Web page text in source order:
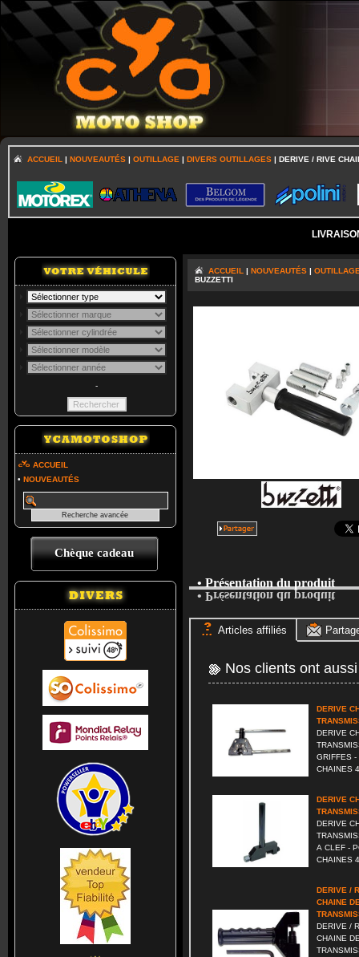
ACCUEIL | NOUVEAUTÉS | OUTILLAGE | DIVERS OUTILLAGES | DERIVE / RIVE
-
ACCUEIL
• NOUVEAUTÉS
Chèque cadeau
ACCUEIL | NOUVEAUTÉS |
BUZZETTI
• Présentation du produit
• Présentation du produit
Articles affiliés
Nos clients ont
DERIVE
DERIVE
GRIFFES -
CHAINES
DERIVE
DERIVE
A CLEF -
CHAINES
DERIVE /
CHAINE
DERIVE /
CHAINE